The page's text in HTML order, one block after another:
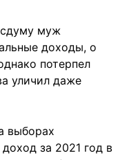
муж
доходы, о
потерпел
уличил даже
выборах
за 2021 год в